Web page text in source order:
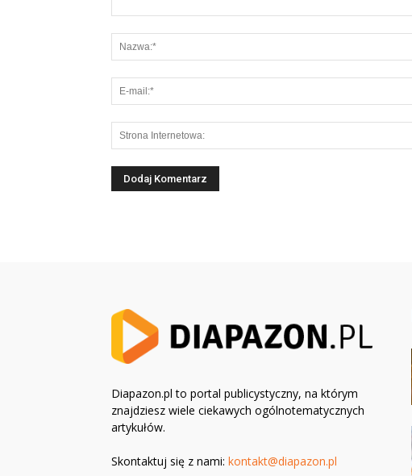
Diapazon.pl to portal publicystyczny, na którym
znajdziesz wiele ciekawych ogólnotematycznych
artykułów.
Skontaktuj się z nami: kontakt@diapazon.pl